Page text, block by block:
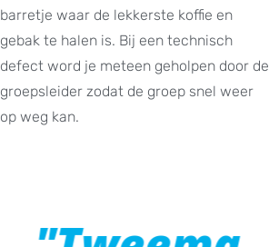
barretje waar de lekkerste koffie en
gebak te halen is. Bij een technisch
defect word je meteen geholpen door de
groepsleider zodat de groep snel weer
op weg kan.